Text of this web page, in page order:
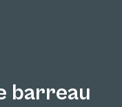
barreau